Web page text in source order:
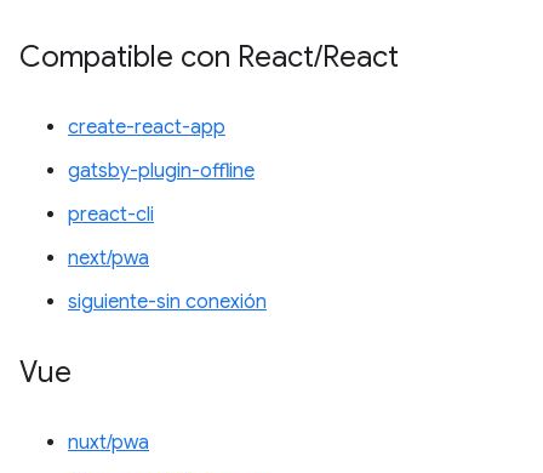
Compatible con React/React
create-react-app
gatsby-plugin-offline
preact-cli
next/pwa
siguiente-sin conexión
Vue
nuxt/pwa